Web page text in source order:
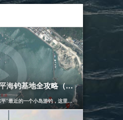
2017-12-18
海钓基地全攻略（葛洲岛）
”最近的一个小岛游钓，这里风景优美适合一家大小。